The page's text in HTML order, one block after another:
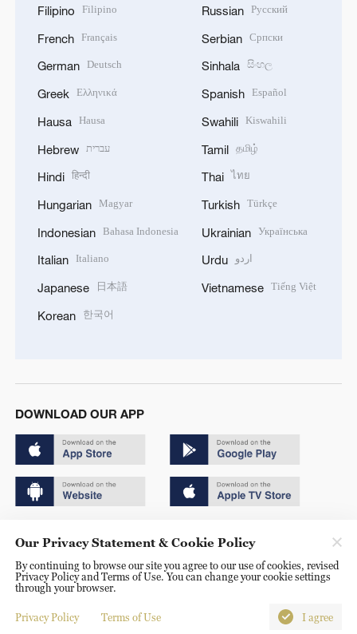
Filipino Filipino
French Français
German Deutsch
Greek Ελληνικά
Hausa Hausa
Hebrew עברית
Hindi हिन्दी
Hungarian Magyar
Indonesian Bahasa Indonesia
Italian Italiano
Japanese 日本語
Korean 한국어
Russian Русский
Serbian Српски
Sinhala සිංහල
Spanish Español
Swahili Kiswahili
Tamil தமிழ்
Thai ไทย
Turkish Türkçe
Ukrainian Українська
Urdu اردو
Vietnamese Tiếng Việt
DOWNLOAD OUR APP
京ICP备20000184号
京公网安备 11010502050052号
Disinformation report hotline: 010-85061466
Our Privacy Statement & Cookie Policy
By continuing to browse our site you agree to our use of cookies, revised
Privacy Policy and Terms of Use. You can change your cookie settings
through your browser.
Privacy Policy Terms of Use I agree